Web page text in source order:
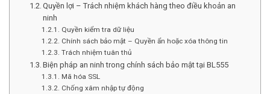
Quyền lợi – Trách nhiệm khách hàng theo điều khoản an
ninh
Quyền kiểm tra dữ liệu
Chính sách bảo mật – Quyền ẩn hoặc xóa thông tin
Trách nhiệm tuân thủ
Biện pháp an ninh trong chính sách bảo mật tại BL555
Mã hóa SSL
Chống xâm nhập tự động